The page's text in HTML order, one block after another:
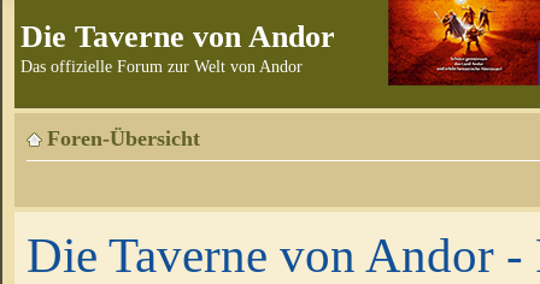
Die Taverne von Andor
Das offizielle Forum zur Welt von Andor
Foren-Übersicht
Die Taverne von Andor -